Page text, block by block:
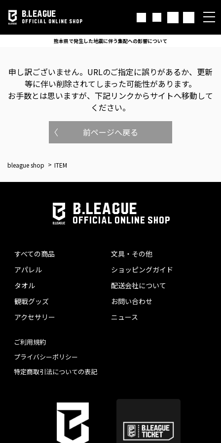
B.LEAGUE
OFFICIAL ONLINE SHOP
熊本県で発生した地震に伴う集配への影響について
申し訳ございません。 URLのご指定に誤りがあるか、更新
等に伴い削除されてしまった可能性があります。
お手数とは思いますが、下記リンクからサイトへ移動して
ください。
前ページへ戻る
bleague shop ITEM
B.LEAGUE
OFFICIAL ONLINE SHOP
すべての商品
アパレル
タオル
観戦グッズ
アクセサリー
文具・その他
ショッピングガイド
配送会社について
お問い合わせ
ニュース
ご利用規約
プライバシーポリシー
特定商取引法についての表記